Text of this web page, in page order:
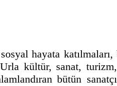
hayata
kültür, sanat,
bütün